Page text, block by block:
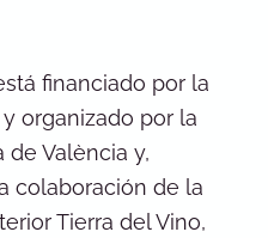
financiado por la
organizado por la
València y,
colaboración de la
Tierra del Vino,